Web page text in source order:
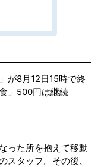
が8月12日15時で終
」500円は継続
った所を抱えて移動
スタッフ。その後、